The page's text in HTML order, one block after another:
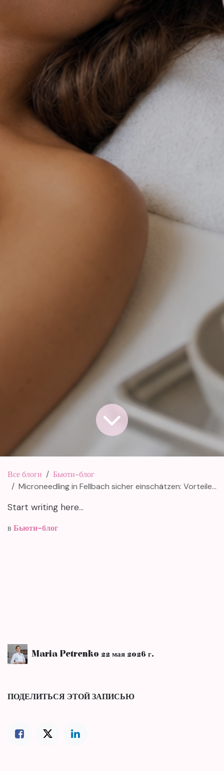
Все блоги
Бьюти-блог
Microneedling in Fellbach sicher einschätzen: Vorteile, Risiken, Hygiene
Start writing here...
в Бьюти-блог
Maria Petrenko 22 мая 2026 г.
ПОДЕЛИТЬСЯ ЭТОЙ ЗАПИСЬЮ